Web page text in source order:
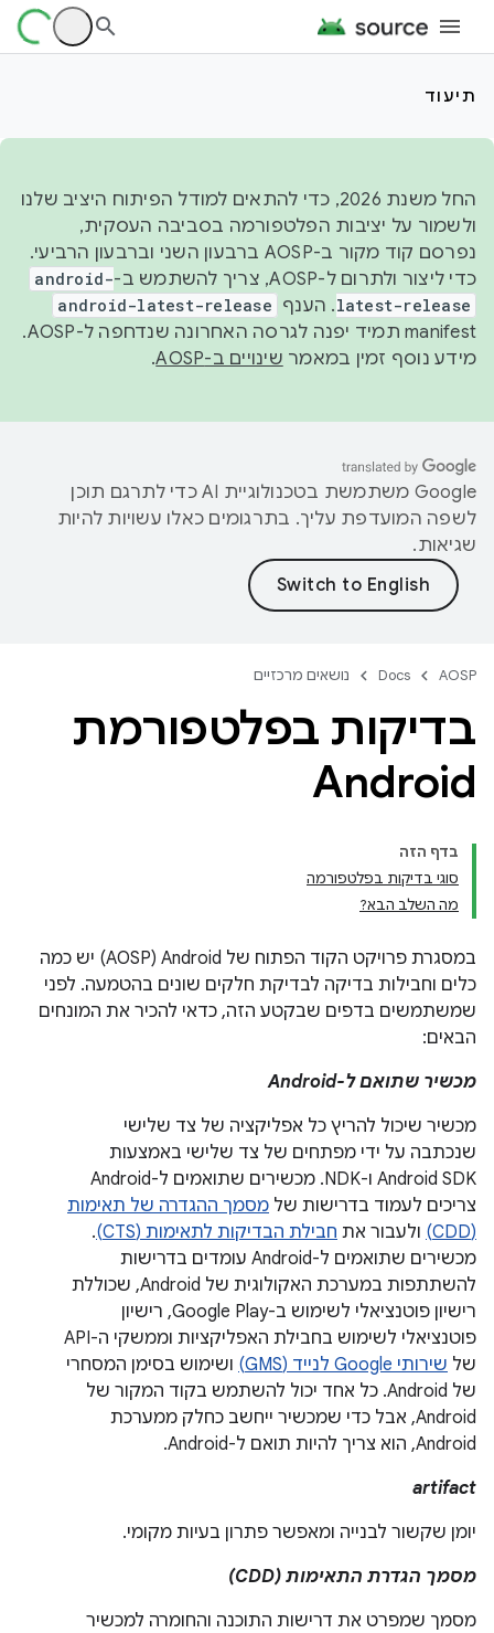
תיעוד
החל משנת 2026, כדי להתאים למודל הפיתוח היציב שלנו
ולשמור על יציבות הפלטפורמה בסביבה העסקית,
נפרסם קוד מקור ב-AOSP ברבעון השני וברבעון הרביעי.
כדי ליצור ולתרום ל-AOSP, צריך להשתמש ב-
android-
latest-release. הענף android-latest-release
manifest תמיד יפנה לגרסה האחרונה שנדחפה ל-AOSP.
מידע נוסף זמין במאמר שינויים ב-AOSP .
‫Google משתמשת בטכנולוגיית AI כדי לתרגם תוכן
לשפה המועדפת עליך. בתרגומים כאלו עשויות להיות
שגיאות.
AOSP
Docs נושאים מרכזיים
בדיקות בפלטפורמת
Android
בדף הזה
סוגי בדיקות בפלטפורמה
מה השלב הבא?
במסגרת פרויקט הקוד הפתוח של Android‏ (AOSP) יש כמה
כלים וחבילות בדיקה לבדיקת חלקים שונים בהטמעה. לפני
שמשתמשים בדפים שבקטע הזה, כדאי להכיר את המונחים
הבאים:
מכשיר שתואם ל-Android
מכשיר שיכול להריץ כל אפליקציה של צד שלישי
שנכתבה על ידי מפתחים של צד שלישי באמצעות
Android SDK ו-NDK. מכשירים שתואמים ל-Android
צריכים לעמוד בדרישות של מסמך ההגדרה של תאימות
(CDD)
ולעבור את חבילת הבדיקות לתאימות (CTS)
.
מכשירים שתואמים ל-Android עומדים בדרישות
להשתתפות במערכת האקולוגית של Android, שכוללת
רישיון פוטנציאלי לשימוש ב-Google Play, רישיון
פוטנציאלי לשימוש בחבילת האפליקציות וממשקי ה-API
של שירותי Google לנייד (GMS)
ושימוש בסימן המסחרי
של Android. כל אחד יכול להשתמש בקוד המקור של
Android, אבל כדי שמכשיר ייחשב כחלק ממערכת
Android, הוא צריך להיות תואם ל-Android.
artifact
יומן שקשור לבנייה ומאפשר פתרון בעיות מקומי.
מסמך הגדרת התאימות (CDD)
מסמך שמפרט את דרישות התוכנה והחומרה למכשיר